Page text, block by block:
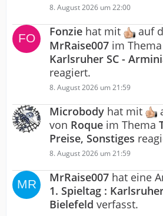
8. August 2026 um 22:00
Fonzie hat mit
auf
MrRaise007 im Thema
Karlsruher SC -
reagiert.
8. August 2026 um 21:59
Microbody hat mit
von Roque im Thema
Preise, Sonstiges
8. August 2026 um 21:59
MrRaise007 hat eine
1. Spieltag :
Bielefeld verfasst.